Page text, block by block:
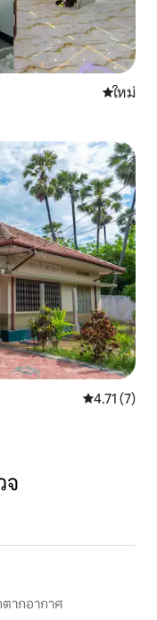
ที่พักใหม่
ใหม่
คะแนนเฉลี่ย
4.71 (7)
จ
ากอากาศ